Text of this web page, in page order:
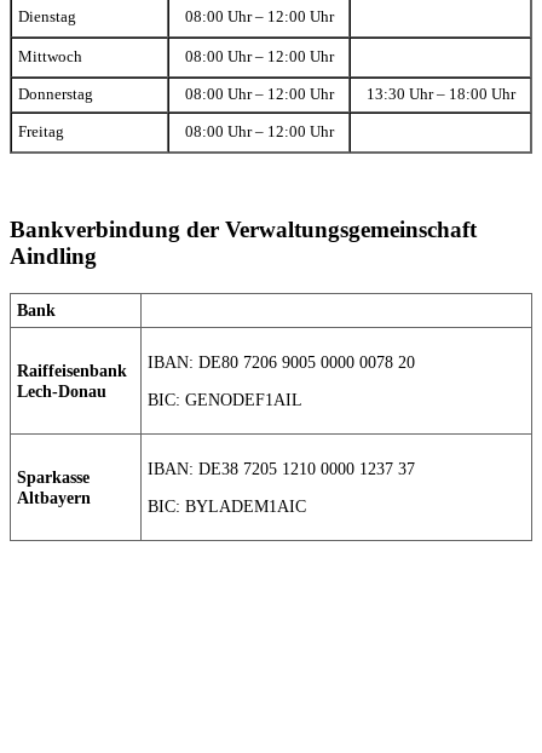
Dienstag 08:00 Uhr – 12:00 Uhr
Mittwoch 08:00 Uhr – 12:00 Uhr
Donnerstag 08:00 Uhr – 12:00 Uhr 13:30 Uhr – 18:00 Uhr
Freitag 08:00 Uhr – 12:00 Uhr
Bankverbindung der Verwaltungsgemeinschaft
Aindling
Bank
Raiffeisenbank
Lech-Donau
IBAN: DE80 7206 9005 0000 0078 20
BIC: GENODEF1AIL
Sparkasse
Altbayern
IBAN: DE38 7205 1210 0000 1237 37
BIC: BYLADEM1AIC